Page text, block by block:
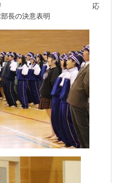
会長の挨拶 応
長の決意表明